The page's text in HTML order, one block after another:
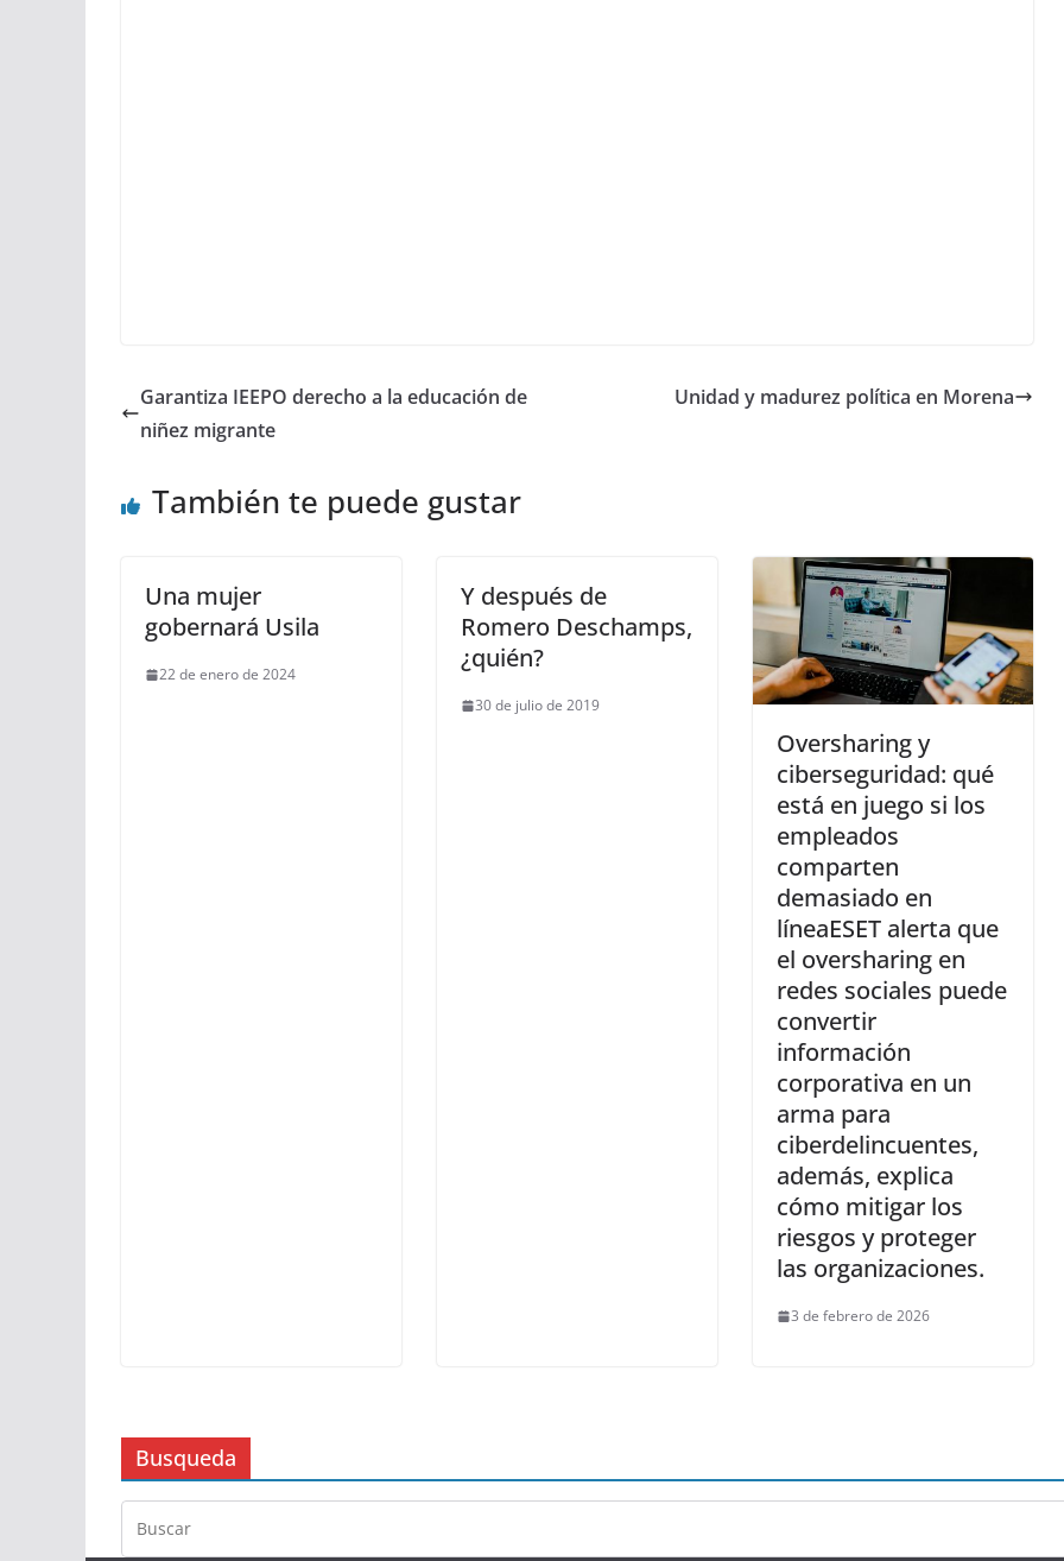
Garantiza IEEPO derecho a la educación de
niñez migrante
Unidad y madurez política en Morena
También te puede gustar
Una mujer
gobernará Usila
22 de enero de 2024
Y después de
Romero Deschamps,
¿quién?
30 de julio de 2019
Oversharing y
ciberseguridad: qué
está en juego si los
empleados
comparten
demasiado en
líneaESET alerta que
el oversharing en
redes sociales puede
convertir
información
corporativa en un
arma para
ciberdelincuentes,
además, explica
cómo mitigar los
riesgos y proteger
las organizaciones.
3 de febrero de 2026
Busqueda